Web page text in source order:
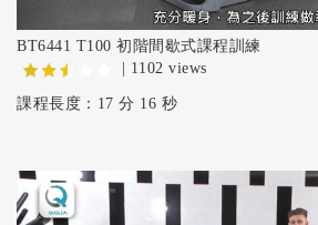
BT6441 T100 初階間歇式課程訓練
| 1102 views
課程長度：17 分 16 秒